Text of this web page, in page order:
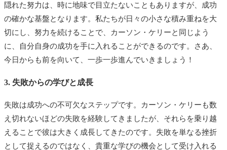
隠れた努力は、時に地味で目立たないこともありますが、成功
の確かな基盤となります。私たちが日々の小さな積み重ねを大
切にし、努力を続けることで、カーソン・ケリーと同じよう
に、自分自身の成功を手に入れることができるのです。さあ、
今日からも前を向いて、一歩一歩進んでいきましょう！
3. 失敗からの学びと成長
失敗は成功への不可欠なステップです。カーソン・ケリーも数
え切れないほどの失敗を経験してきましたが、それらを乗り越
えることで彼は大きく成長してきたのです。失敗を単なる挫折
として捉えるのではなく、貴重な学びの機会として受け入れる